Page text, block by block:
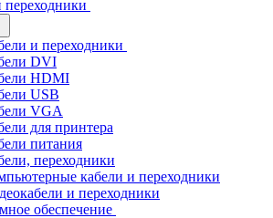
переходники
и переходники
DVI
HDMI
USB
VGA
для принтера
питания
переходники
кабели и переходники
и переходники
обеспечение